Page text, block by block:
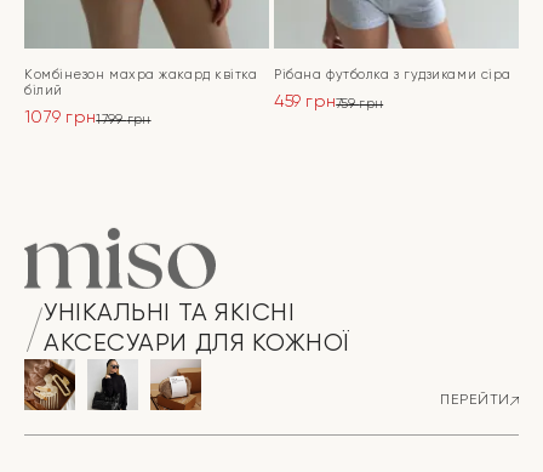
Комбінезон махра жакард квітка
білий
1799грн
1079 грн
Рібана футболка з гудзиками сіра
759грн
459 грн
УНІКАЛЬНІ ТА ЯКІСНІ
АКСЕСУАРИ ДЛЯ КОЖНОЇ
ПЕРЕЙТИ